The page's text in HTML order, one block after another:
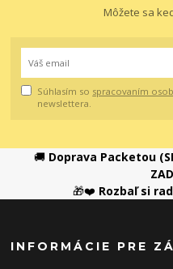
Môžete sa
Súhlasím so spracovaním
newslettera.
🚚 Doprava Packetou
🎁❤️ Rozbaľ si
INFORMÁCIE PRE